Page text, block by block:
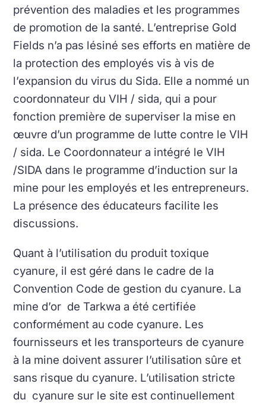
prévention des maladies et les programmes
de promotion de la santé. L’entreprise Gold
Fields n’a pas lésiné ses efforts en matière de
la protection des employés vis à vis de
l’expansion du virus du Sida. Elle a nommé un
coordonnateur du VIH / sida, qui a pour
fonction première de superviser la mise en
œuvre d’un programme de lutte contre le VIH
/ sida. Le Coordonnateur a intégré le VIH
/SIDA dans le programme d’induction sur la
mine pour les employés et les entrepreneurs.
La présence des éducateurs facilite les
discussions.
Quant à l’utilisation du produit toxique
cyanure, il est géré dans le cadre de la
Convention Code de gestion du cyanure. La
mine d’or de Tarkwa a été certifiée
conformément au code cyanure. Les
fournisseurs et les transporteurs de cyanure
à la mine doivent assurer l’utilisation sûre et
sans risque du cyanure. L’utilisation stricte
du cyanure sur le site est continuellement